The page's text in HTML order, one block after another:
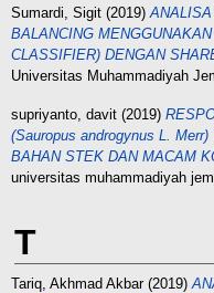
Sumardi, Sigit (2019)
BALANCING
CLASSIFIER) DENGAN
Universitas Muhammadiyah
supriyanto, davit (2019)
(Sauropus androgynus L.
BAHAN STEK DAN MACAM
universitas muhammadiyah
T
Tariq, Akhmad Akbar(2019)